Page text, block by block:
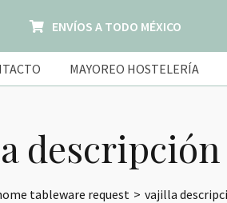
ENVÍOS A TODO MÉXICO
MAYOREO HOSTELERÍA
tableware request > vajilla